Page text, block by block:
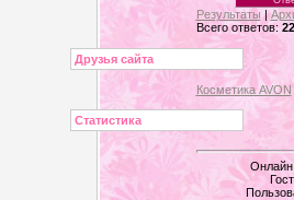
Результаты |
Всего ответов: 22
Друзья сайта
Косметика AVON
Статистика
Онлайн